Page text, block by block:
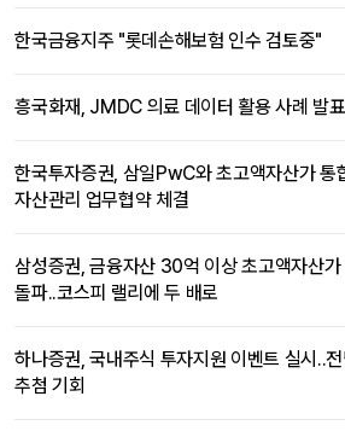
한국금융지주 "롯데손해보험 인수 검토중"
흥국화재, JMDC 의료 데이터 활용 사례 발표
한국투자증권, 삼일PwC와 초고액자산가 통
자산관리 업무협약 체결
삼성증권, 금융자산 30억 이상 초고액자산가
돌파..코스피 랠리에 두 배로
하나증권, 국내주식 투자지원 이벤트 실시..전
추첨 기회